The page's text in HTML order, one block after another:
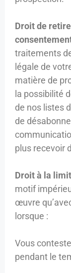
Droit de
traitements
légale de
matière de
la possibilité
de nos listes
de
plus recevoir
Droit à la
motif
œuvre
lorsque :
Vous
pendant le